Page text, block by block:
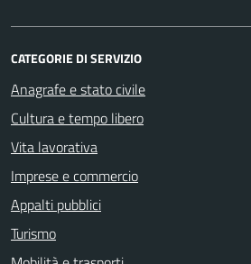
CATEGORIE DI SERVIZIO
Anagrafe e stato civile
Cultura e tempo libero
Vita lavorativa
Imprese e commercio
Appalti pubblici
Turismo